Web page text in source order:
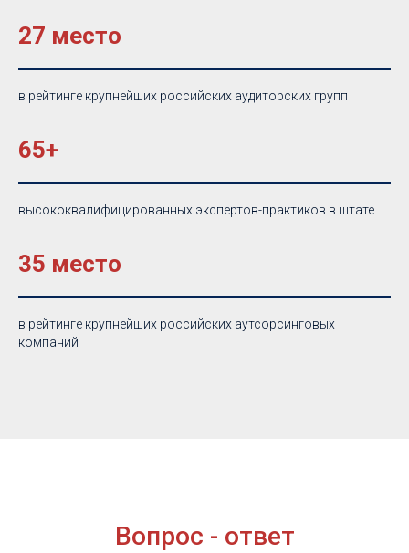
27 место
в рейтинге крупнейших российских аудиторских групп
65+
высококвалифицированных экспертов-практиков в штате
35 место
в рейтинге крупнейших российских аутсорсинговых
компаний
Вопрос - ответ